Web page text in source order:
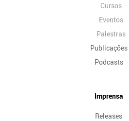
Cursos
Eventos
Palestras
Publicações
Podcasts
Imprensa
Releases